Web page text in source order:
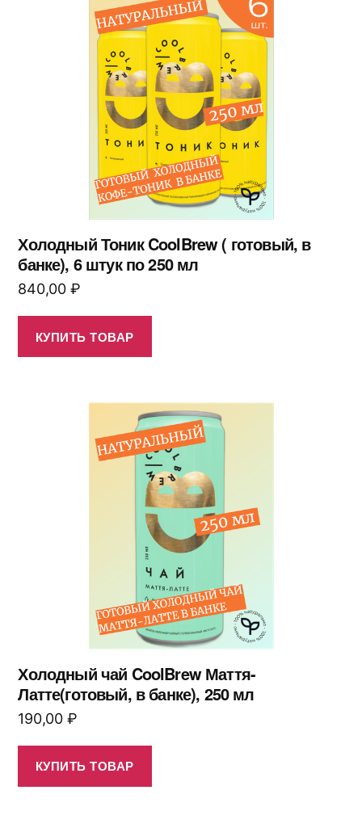
Холодный Тоник CoolBrew ( готовый, в
банке), 6 штук по 250 мл
840,00 ₽
КУПИТЬ ТОВАР
Холодный чай CoolBrew Маття-
Латте(готовый, в банке), 250 мл
190,00 ₽
КУПИТЬ ТОВАР